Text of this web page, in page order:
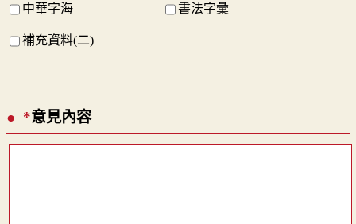
中華字海 書法字彙
補充資料(二)
*意見內容